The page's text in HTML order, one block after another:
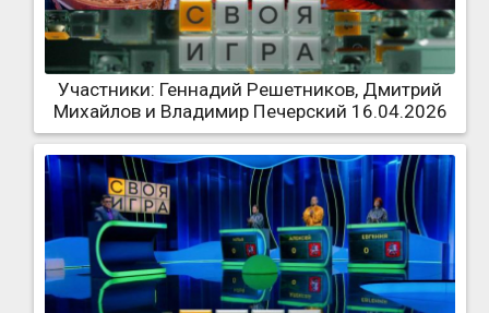
Участники: Геннадий Решетников, Дмитрий
Михайлов и Владимир Печерский 16.04.2026